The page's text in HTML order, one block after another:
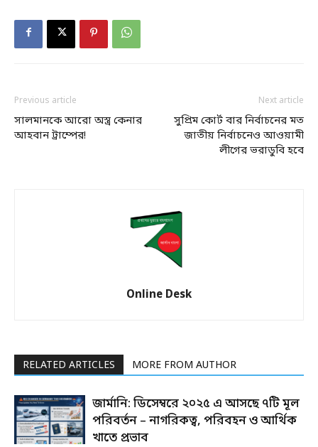
Previous article
সালমানকে আরো অস্ত্র কেনার
আহবান ট্রাম্পের!
Next article
সুপ্রিম কোর্ট বার নির্বাচনের মত
জাতীয় নির্বাচনেও আওয়ামী
লীগের ভরাডুবি হবে
Online Desk
RELATED ARTICLES MORE FROM AUTHOR
জার্মানি: ডিসেম্বরে ২০২৫ এ আসছে ৭টি মূল
পরিবর্তন – নাগরিকত্ব, পরিবহন ও আর্থিক
খাতে প্রভাব